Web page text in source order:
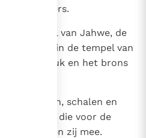
en akkers.
de tempel van Jahwe, de
Zee in de tempel van
stuk en het brons
messen, schalen en
die voor de
namen zij mee.